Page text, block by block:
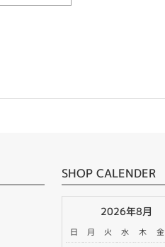
SHOP CALENDER
2026年8月
日 月 火 水 木 金